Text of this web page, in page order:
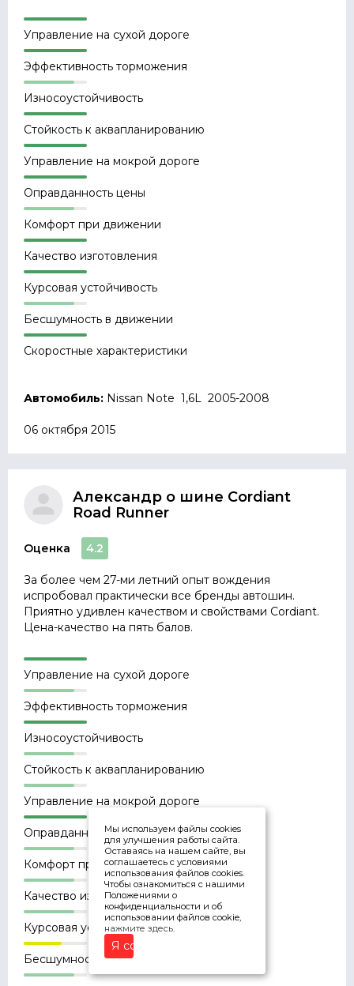
Управление на сухой дороге
Эффективность торможения
Износоустойчивость
Стойкость к аквапланированию
Управление на мокрой дороге
Оправданность цены
Комфорт при движении
Качество изготовления
Курсовая устойчивость
Бесшумность в движении
Скоростные характеристики
Автомобиль: Nissan Note 1,6L 2005-2008
06 октября 2015
Александр о шине Cordiant
Road Runner
Оценка 4.2
За более чем 27-ми летний опыт вождения
испробовал практически все бренды автошин.
Приятно удивлен качеством и свойствами Сordiant.
Цена-качество на пять балов.
Управление на сухой дороге
Эффективность торможения
Износоустойчивость
Стойкость к аквапланированию
Управление на мокрой дороге
Оправданность цены
Комфорт при движении
Качество изготовления
Курсовая устойчивость
Бесшумность в движении
Мы используем файлы cookies
для улучшения работы сайта.
Оставаясь на нашем сайте, вы
соглашаетесь с условиями
использования файлов cookies.
Чтобы ознакомиться с нашими
Положениями о
конфиденциальности и об
использовании файлов cookie,
нажмите здесь.
Я согласен